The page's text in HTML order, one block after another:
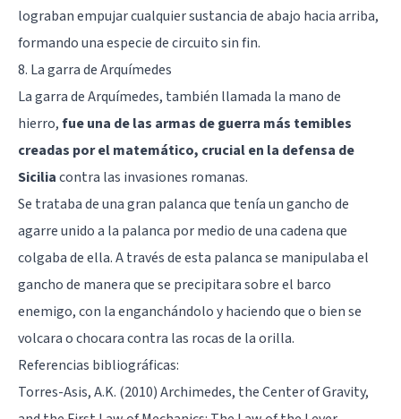
lograban empujar cualquier sustancia de abajo hacia arriba,
formando una especie de circuito sin fin.
8. La garra de Arquímedes
La garra de Arquímedes, también llamada la mano de
hierro,fue una de las armas de guerra más temibles
creadas por el matemático, crucial en la defensa de
Siciliacontra las invasiones romanas.
Se trataba de una gran palanca que tenía un gancho de
agarre unido a la palanca por medio de una cadena que
colgaba de ella. A través de esta palanca se manipulaba el
gancho de manera que se precipitara sobre el barco
enemigo, con la enganchándolo y haciendo que o bien se
volcara o chocara contra las rocas de la orilla.
Referencias bibliográficas:
Torres-Asis, A.K. (2010) Archimedes, the Center of Gravity,